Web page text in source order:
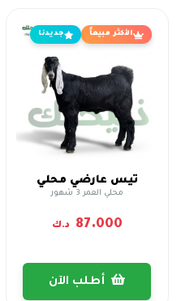
الأكثر مبيعاً جديدنا
تيس عارضي محلي
محلي العمر 3 شهور
87.000 د.ك